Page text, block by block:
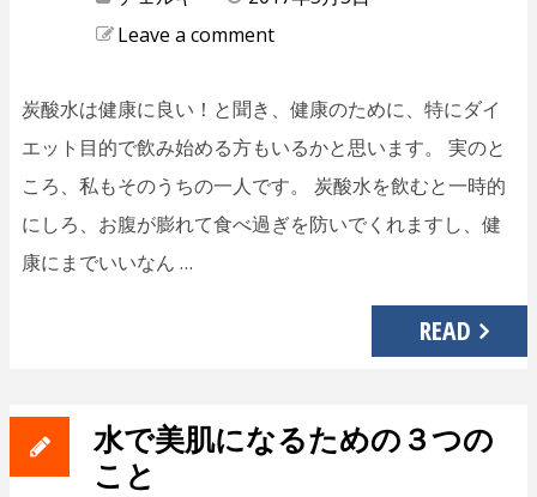
Leave a comment
炭酸水は健康に良い！と聞き、健康のために、特にダイ
エット目的で飲み始める方もいるかと思います。 実のと
ころ、私もそのうちの一人です。 炭酸水を飲むと一時的
にしろ、お腹が膨れて食べ過ぎを防いでくれますし、健
康にまでいいなん …
READ
水で美肌になるための３つの
こと